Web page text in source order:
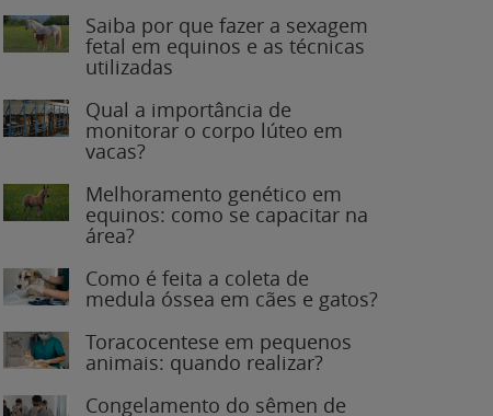
Saiba por que fazer a sexagem
fetal em equinos e as técnicas
utilizadas
Qual a importância de
monitorar o corpo lúteo em
vacas?
Melhoramento genético em
equinos: como se capacitar na
área?
Como é feita a coleta de
medula óssea em cães e gatos?
Toracocentese em pequenos
animais: quando realizar?
Congelamento do sêmen de